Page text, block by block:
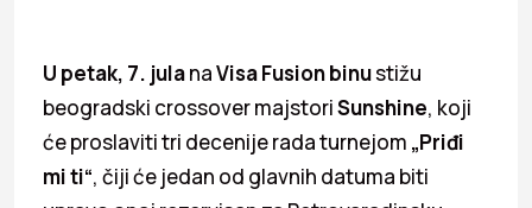
U petak, 7. julanaVisa Fusion binustižu
beogradski crossover majstoriSunshine, koji
će proslaviti tri decenije rada turnejom „Priđi
mi ti“, čiji će jedan od glavnih datuma biti